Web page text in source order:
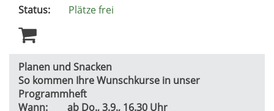
Status:
Plätze frei
Planen und Snacken
So kommen Ihre Wunschkurse in unser
Programmheft
Wann:
ab Do., 3.9., 16.30 Uhr